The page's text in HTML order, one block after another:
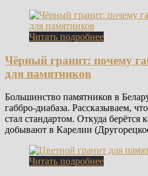
Читать подробнее
Чёрный гранит: почему
для памятников
Большинство памятников в
габбро-диабаза. Рассказываем,
стал стандартом. Откуда берётся
добывают в Карелии
Читать подробнее